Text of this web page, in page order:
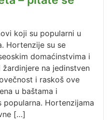
koji su popularni u
Hortenzije su se
domaćinstvima i
na jedinstven
i raskoš ove
u baštama i
popularna. Hortenzijama
[…]